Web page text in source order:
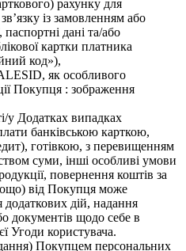
рахунку для
із замовленням або
дані та/або
картки платника
код»),
як особливого
Покупця : зображення
у Додатках випадках
банківською карткою,
готівкою, з перевищенням
суми, інші особливі умови
повернення коштів за
від Покупця може
дій, надання
документів щодо себе в
Угоди користувача.
Покупцем персональних